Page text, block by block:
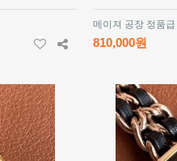
메이져 공장 정품급
810,000원